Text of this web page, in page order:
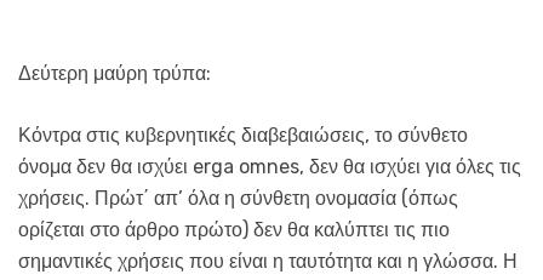
Δεύτερη μαύρη τρύπα:
Κόντρα στις κυβερνητικές διαβεβαιώσεις, το σύνθετο
όνομα δεν θα ισχύει erga omnes, δεν θα ισχύει για όλες τις
χρήσεις. Πρώτ΄ απ’ όλα η σύνθετη ονομασία (όπως
ορίζεται στο άρθρο πρώτο) δεν θα καλύπτει τις πιο
σημαντικές χρήσεις που είναι η ταυτότητα και η γλώσσα. Η